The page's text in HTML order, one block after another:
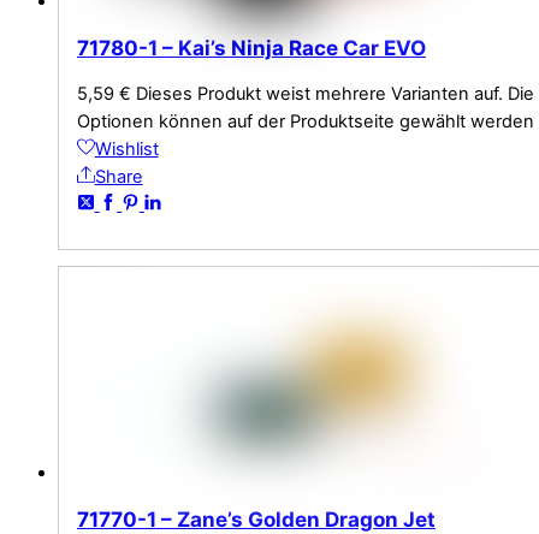
71780-1 – Kai’s Ninja Race Car EVO
5,59 € Dieses Produkt weist mehrere Varianten auf. Die
Optionen können auf der Produktseite gewählt werden
Wishlist
Share
71770-1 – Zane’s Golden Dragon Jet